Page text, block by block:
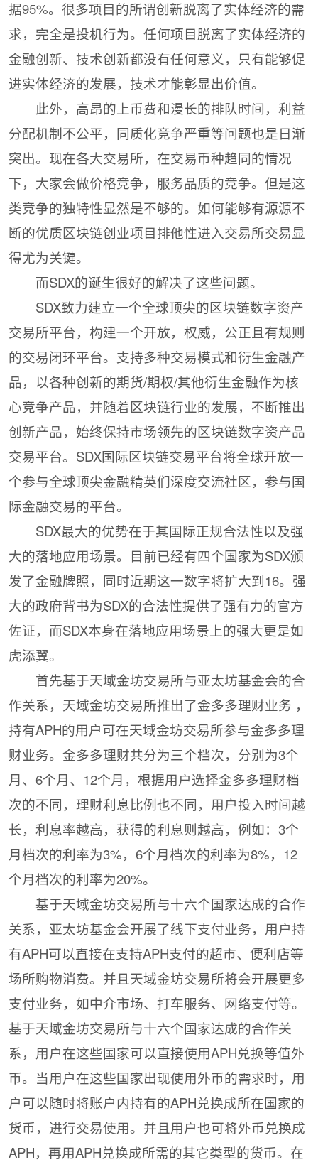
据95%。很多项目的所谓创新脱离了实体经济的需
求，完全是投机行为。任何项目脱离了实体经济的
金融创新、技术创新都没有任何意义，只有能够促
进实体经济的发展，技术才能彰显出价值。
此外，高昂的上币费和漫长的排队时间，利益
分配机制不公平，同质化竞争严重等问题也是日渐
突出。现在各大交易所，在交易币种趋同的情况
下，大家会做价格竞争，服务品质的竞争。但是这
类竞争的独特性显然是不够的。如何能够有源源不
断的优质区块链创业项目排他性进入交易所交易显
得尤为关键。
而SDX的诞生很好的解决了这些问题。
SDX致力建立一个全球顶尖的区块链数字资产
交易所平台，构建一个开放，权威，公正且有规则
的交易闭环平台。支持多种交易模式和衍生金融产
品，以各种创新的期货/期权/其他衍生金融作为核
心竞争产品，并随着区块链行业的发展，不断推出
创新产品，始终保持市场领先的区块链数字资产品
交易平台。SDX国际区块链交易平台将全球开放一
个参与全球顶尖金融精英们深度交流社区，参与国
际金融交易的平台。
SDX最大的优势在于其国际正规合法性以及强
大的落地应用场景。目前已经有四个国家为SDX颁
发了金融牌照，同时近期这一数字将扩大到16。强
大的政府背书为SDX的合法性提供了强有力的官方
佐证，而SDX本身在落地应用场景上的强大更是如
虎添翼。
首先基于天域金坊交易所与亚太坊基金会的合
作关系，天域金坊交易所推出了金多多理财业务 ，
持有APH的用户可在天域金坊交易所参与金多多理
财业务。金多多理财共分为三个档次，分别为3个
月、6个月、12个月，根据用户选择金多多理财档
次的不同，理财利息比例也不同，用户投入时间越
长，利息率越高，获得的利息则越高，例如：3个
月档次的利率为3%，6个月档次的利率为8%，12
个月档次的利率为20%。
基于天域金坊交易所与十六个国家达成的合作
关系，亚太坊基金会开展了线下支付业务，用户持
有APH可以直接在支持APH支付的超市、便利店等
场所购物消费。并且天域金坊交易所将会开展更多
支付业务，如中介市场、打车服务、网络支付等。
基于天域金坊交易所与十六个国家达成的合作关
系，用户在这些国家可以直接使用APH兑换等值外
币。当用户在这些国家出现使用外币的需求时，用
户可以随时将账户内持有的APH兑换成所在国家的
货币，进行交易使用。并且用户也可将外币兑换成
APH，再用APH兑换成所需的其它类型的货币。在